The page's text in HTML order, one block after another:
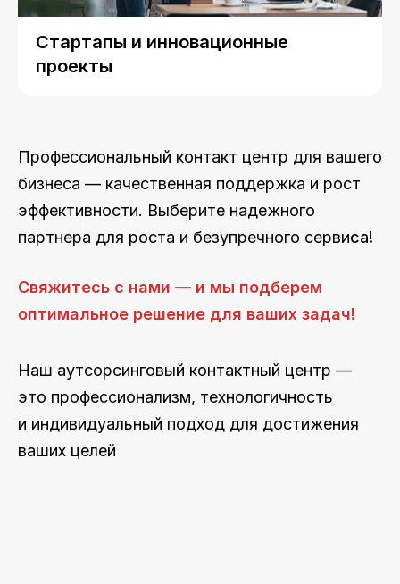
Стартапы и инновационные
проекты
Профессиональный контакт центр для вашего
бизнеса — качественная поддержка и рост
эффективности. Выберите надежного
партнера для роста и безупречного сервиса!
Свяжитесь с нами — и мы подберем
оптимальное решение для ваших задач!
Наш аутсорсинговый контактный центр —
это профессионализм, технологичность
и индивидуальный подход для достижения
ваших целей